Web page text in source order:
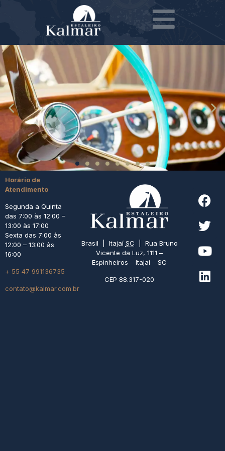
Horário de
Atendimento
Segunda a Quinta
das 7:00 às 12:00 –
13:00 às 17:00
Sexta das 7:00 às
12:00 – 13:00 às
16:00
+ 55 47 991136735
contato@kalmar.com.br
Brasil | Itajaí SC | Rua Bruno
Vicente da Luz, 1111 –
Espinheiros – Itajaí – SC
CEP 88.317-020